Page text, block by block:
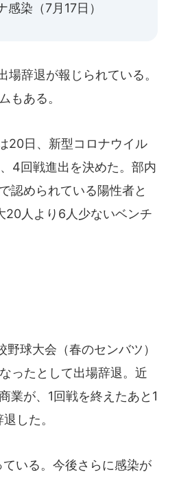
染（7月17日）
辞退が報じられている。
もある。
20日、新型コロナウイル
4回戦進出を決めた。部内
認められている陽性者と
20人より6人少ないベンチ
球大会（春のセンバツ）
ったとして出場辞退。近
業が、1回戦を終えたあと1
した。
いる。今後さらに感染が